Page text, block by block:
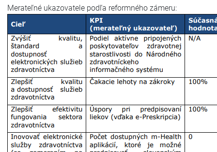
Merateľné ukazovatele podľa reformného zámeru: